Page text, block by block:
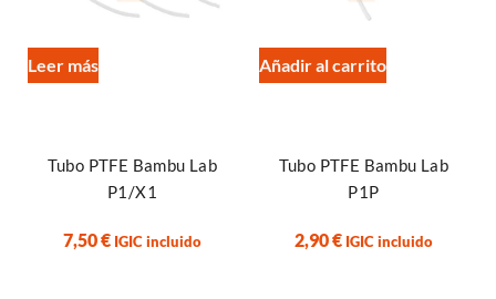
Leer más
Tubo PTFE Bambu Lab
P1/X1
7,50€ IGIC incluido
Añadir al carrito
Tubo PTFE Bambu Lab
P1P
2,90€ IGIC incluido